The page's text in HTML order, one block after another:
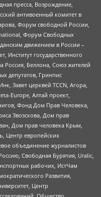
пресса, Возрождение,
антивоенный комитет в
Форум свободной России,
Форум Свободных
движением в России –
Институт государственного
Россия, Беллона, Союз жителей
депутатов, Гринпис
Завет церквей TCCN, Агора,
Europe, Алтай проект,
Фонд Дом Прав Человека,
Звозскова, Дом прав
Дом прав человека Крым,
Центр европейских
объединение журналистов
Свободная Бурятия, Uralic,
рабочих, ИстЧам
Развития,
Центр